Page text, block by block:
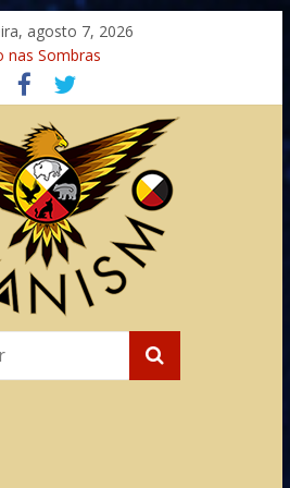
agosto 7, 2026
nas Sombras
A Jornada do Espírito Ancestral
Universal
Espiritual – Crescimento
na Cura